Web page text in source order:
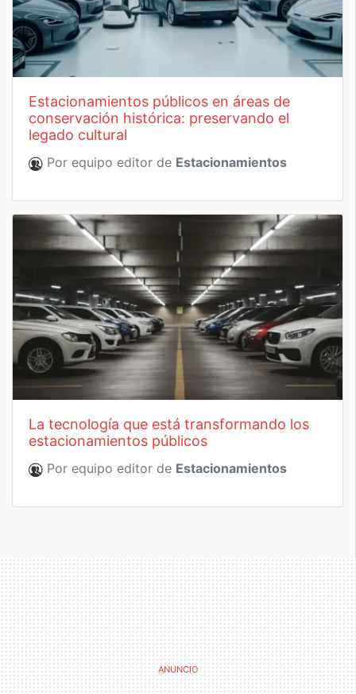
estacionamientos públicos en áreas de
conservación histórica: preservando el
legado cultural
Por equipo editor de Estacionamientos
la tecnología que está transformando los
estacionamientos públicos
Por equipo editor de Estacionamientos